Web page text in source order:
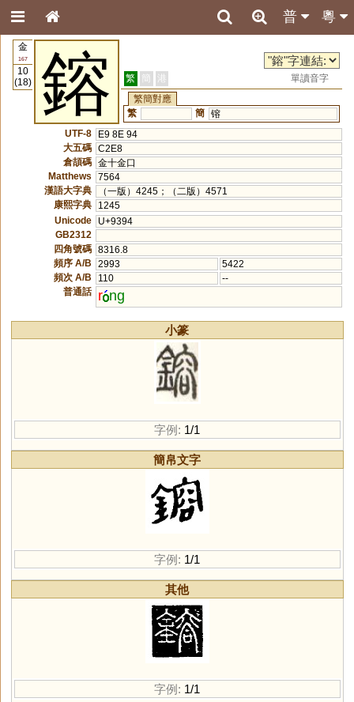
粵
普
金
167
10
(18)
鎔 繁 簡 港
單讀音字
繁簡對應
繁
簡 镕
UTF-8
E9 8E 94
大五碼 C2E8
倉頡碼 金十金口
Matthews
7564
漢語大字典
（一版）4245；（二版）4571
康熙字典
1245
Unicode
U+9394
GB2312
四角號碼 8316.8
頻序 A/B
2993
5422
頻次 A/B
110
--
普通話
r ng
小篆
字例: 1/1
簡帛文字
字例: 1/1
其他
字例: 1/1